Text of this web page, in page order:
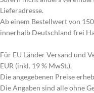
Lieferadresse.
Ab einem Bestellwert von
innerhalb Deutschland frei
Für EU Länder Versand und
EUR (inkl. 19 % MwSt.).
Die angegebenen Preise
Die Angaben sind alle ohne